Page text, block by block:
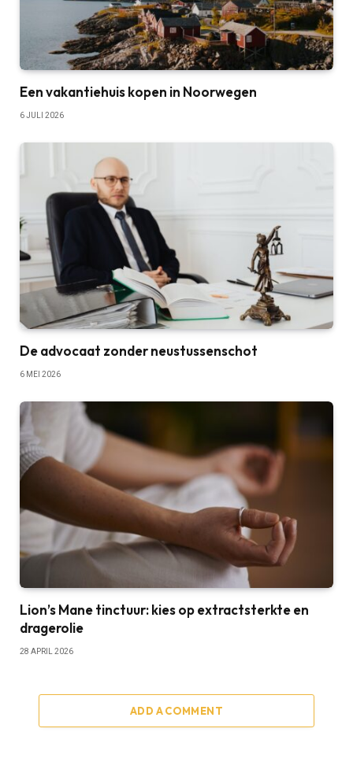
Een vakantiehuis kopen in Noorwegen
6 JULI 2026
De advocaat zonder neustussenschot
6 MEI 2026
Lion’s Mane tinctuur: kies op extractsterkte en
dragerolie
28 APRIL 2026
ADD A COMMENT